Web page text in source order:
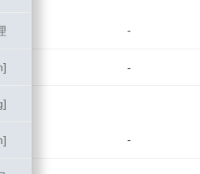
-
-
-